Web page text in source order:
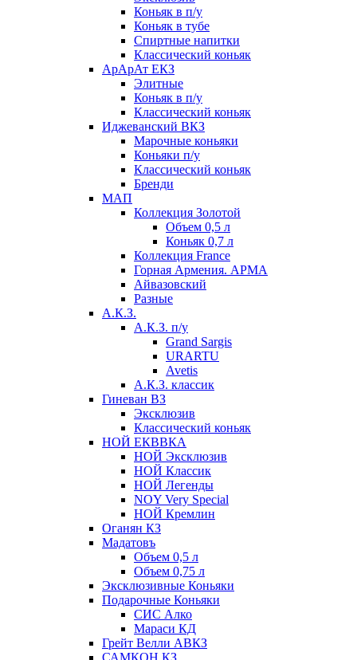
Коньяк в п/у
Коньяк в тубе
Спиртные напитки
Классический коньяк
АрАрАт ЕКЗ
Элитные
Коньяк в п/у
Классический коньяк
Иджеванский ВКЗ
Марочные коньяки
Коньяки п/у
Классический коньяк
Бренди
МАП
Коллекция Золотой
Объем 0,5 л
Коньяк 0,7 л
Коллекция France
Горная Армения. АРМА
Айвазовский
Разные
А.К.З.
А.К.З. п/у
Grand Sargis
URARTU
Avetis
А.К.З. классик
Гиневан ВЗ
Эксклюзив
Классический коньяк
НОЙ ЕКВВКА
НОЙ Эксклюзив
НОЙ Классик
НОЙ Легенды
NOY Very Speсial
НОЙ Кремлин
Оганян КЗ
Мадатовъ
Объем 0,5 л
Объем 0,75 л
Эксклюзивные Коньяки
Подарочные Коньяки
СИС Алко
Мараси КД
Грейт Велли АВКЗ
САМКОН КЗ